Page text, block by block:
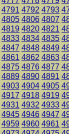
4791 4792 4793
4805 4806 4807
4819 4820 4821
4833 4834 4835
4847 4848 4849
4861 4862 4863
4875 4876 4877
4889 4890 4891
4903 4904 4905
4917 4918 4919
4931 4932 4933
4945 4946 4947
4959 4960 4961